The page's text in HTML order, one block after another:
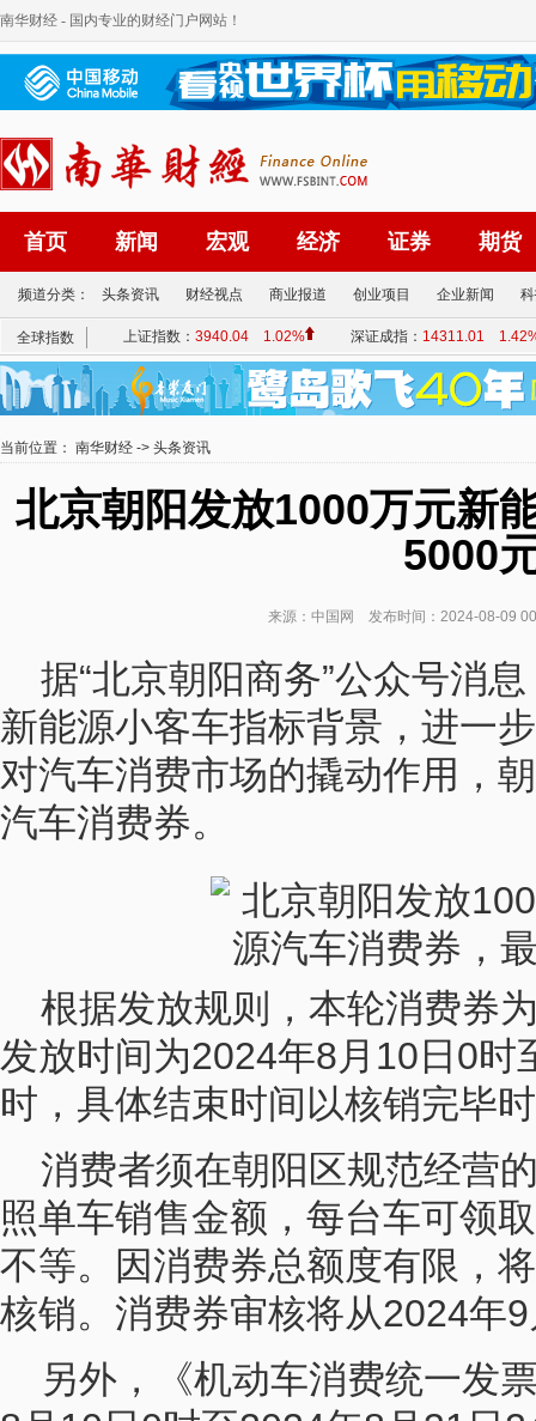
南华财经 - 国内专业的财经门户网站！
首页 新闻 宏观 经济 证券 期货
频道分类： 头条资讯 财经视点 商业报道 创业项目 企业新闻
当前位置： 南华财经 -> 头条资讯
北京朝阳发放1000万元新
5000
来源：中国网 发布时间：2024-08-09
据“北京朝阳商务”公众号消
新能源小客车指标背景，进一
对汽车消费市场的撬动作用，
汽车消费券。
根据发放规则，本轮消费券
发放时间为2024年8月10日0时
时，具体结束时间以核销完毕
消费者须在朝阳区规范经营
照单车销售金额，每台车可领
不等。因消费券总额度有限，
核销。消费券审核将从2024年
另外，《机动车消费统一发